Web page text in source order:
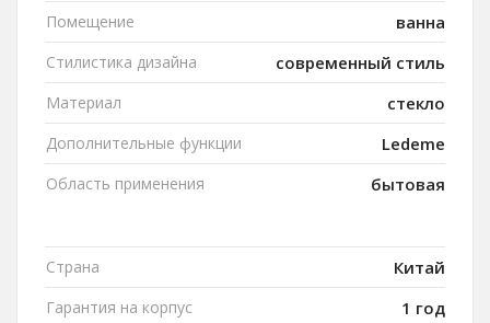
Помещение ванна
Стилистика дизайна современный стиль
Материал стекло
Дополнительные функции Ledeme
Область применения бытовая
Страна Китай
Гарантия на корпус 1 год